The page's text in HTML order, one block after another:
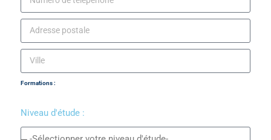
Formations :
Niveau d'étude :